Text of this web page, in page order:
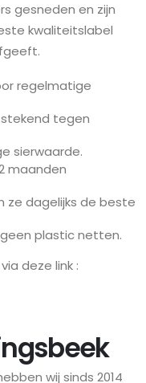
gesneden en zijn
kwaliteitslabel
regelmatige
tegen
sierwaarde.
maanden
ze dagelijks de beste
plastic netten.
deze link :
wij sinds 2014